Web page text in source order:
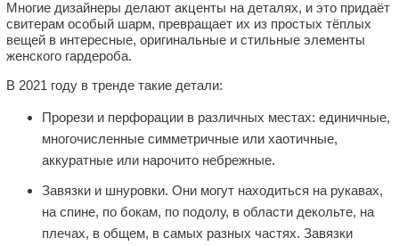
Многие дизайнеры делают акценты на деталях, и это придаёт
свитерам особый шарм, превращает их из простых тёплых
вещей в интересные, оригинальные и стильные элементы
женского гардероба.
В 2021 году в тренде такие детали:
Прорези и перфорации в различных местах: единичные,
многочисленные симметричные или хаотичные,
аккуратные или нарочито небрежные.
Завязки и шнуровки. Они могут находиться на рукавах,
на спине, по бокам, по подолу, в области декольте, на
плечах, в общем, в самых разных частях. Завязки